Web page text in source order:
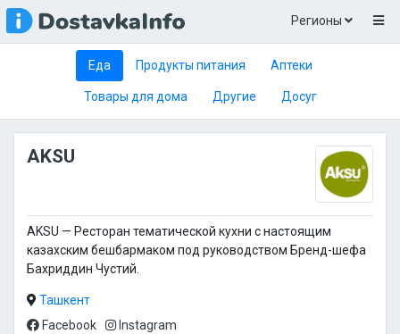
Регионы
Еда Продукты питания Аптеки
Товары для дома Другие Досуг
AKSU
AKSU — Ресторан тематической кухни с настоящим
казахским бешбармаком под руководством Бренд-шефа
Бахриддин Чустий.
Ташкент
Facebook
Instagram